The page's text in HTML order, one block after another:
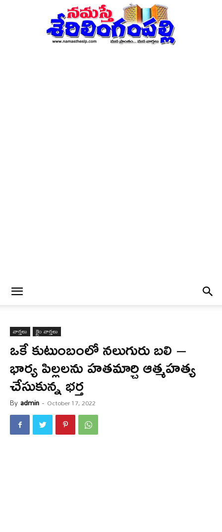
వార్త‌లు క్రైం వార్త‌లు
ఒకే కుటుంబంలో నలుగురు బలి –
భార్య పిల్లలను హతమార్చి ఆత్మహత్య
చేసుకున్న భర్త
By admin - October 17, 2022